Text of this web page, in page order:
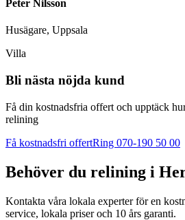
Peter Nilsson
Husägare, Uppsala
Villa
Bli nästa nöjda kund
Få din kostnadsfria offert och upptäck
relining
Få kostnadsfri offertRing 070-190 50 00
Behöver du relining i
Kontakta våra lokala experter för en
service, lokala priser och 10 års garanti.